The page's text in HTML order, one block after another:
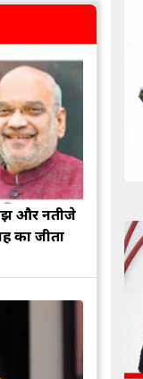
और नतीजे
का जीता